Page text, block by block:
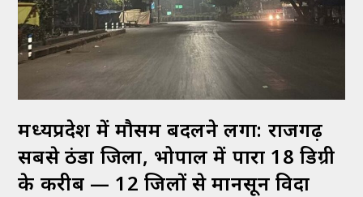
मध्यप्रदेश में मौसम बदलने लगा: राजगढ़
सबसे ठंडा जिला, भोपाल में पारा 18 डिग्री
के करीब — 12 जिलों से मानसून विदा